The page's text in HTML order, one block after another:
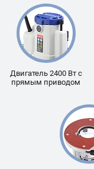
Двигатель 2400 Вт с
прямым приводом